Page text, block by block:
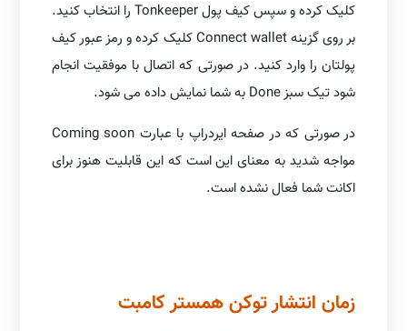
کلیک کرده و سپس کیف پول Tonkeeper را انتخاب کنید.
بر روی گزینه Connect wallet کلیک کرده و رمز عبور کیف
پولتان را وارد کنید. در صورتی که اتصال با موفقیت انجام
شود تیک سبز Done به شما نمایش داده می شود.
در صورتی که در صفحه ایردراپ با عبارت Coming soon
مواجه شدید به معنای این است که این قابلیت هنوز برای
اکانت شما فعال نشده است.
زمان انتشار توکن همستر کامبت